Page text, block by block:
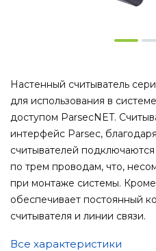
Настенный считыватель
для использования в
доступом ParsecNET.
интерфейс Parsec,
считывателей
по трем проводам, что,
при монтаже системы.
обеспечивает постоянный
считывателя и линии связи.
Все характеристики